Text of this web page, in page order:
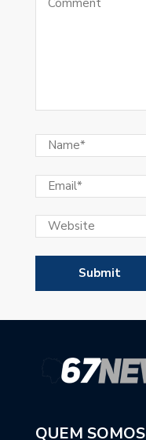
QUEM SOMOS